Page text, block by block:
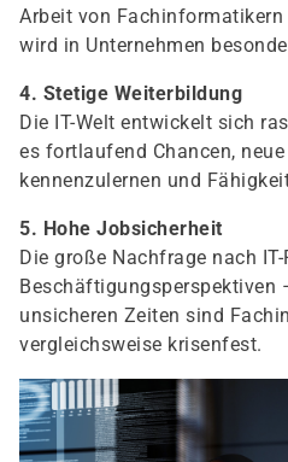
Arbeit von
wird in Unternehmen
4. Stetige Weiterbildung
Die IT-Welt entwickelt sich
es fortlaufend Chancen,
kennenzulernen und
5. Hohe Jobsicherheit
Die große Nachfrage nach
unsicheren Zeiten sind
vergleichsweise krisenfest.